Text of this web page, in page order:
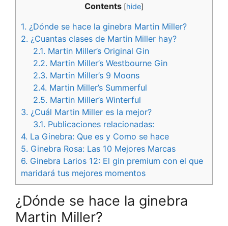
Contents [hide]
1. ¿Dónde se hace la ginebra Martin Miller?
2. ¿Cuantas clases de Martin Miller hay?
2.1. Martin Miller’s Original Gin
2.2. Martin Miller’s Westbourne Gin
2.3. Martin Miller’s 9 Moons
2.4. Martin Miller’s Summerful
2.5. Martin Miller’s Winterful
3. ¿Cuál Martin Miller es la mejor?
3.1. Publicaciones relacionadas:
4. La Ginebra: Que es y Como se hace
5. Ginebra Rosa: Las 10 Mejores Marcas
6. Ginebra Larios 12: El gin premium con el que
maridará tus mejores momentos
¿Dónde se hace la ginebra
Martin Miller?